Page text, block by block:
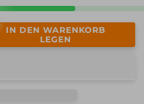
IN DEN WARENKORB
LEGEN